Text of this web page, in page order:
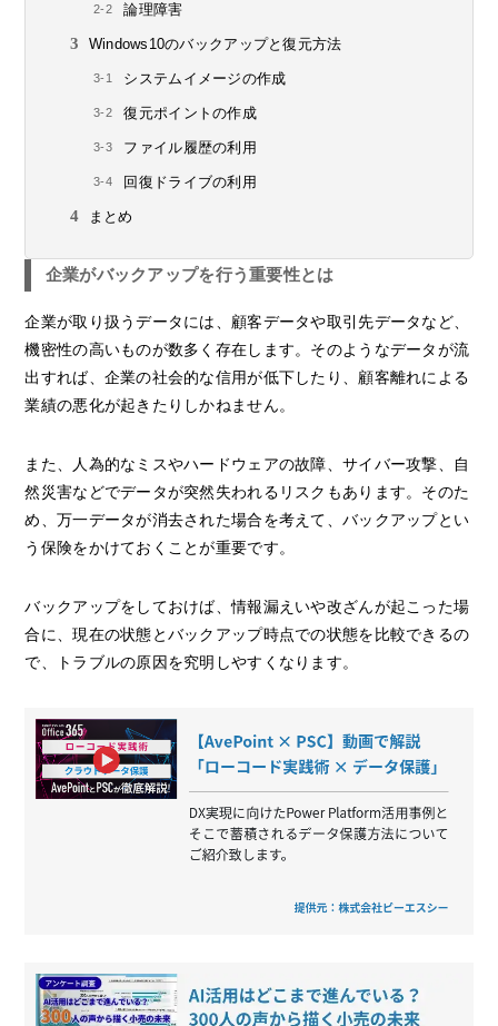
論理障害
Windows10のバックアップと復元方法
システムイメージの作成
復元ポイントの作成
ファイル履歴の利用
回復ドライブの利用
まとめ
企業がバックアップを行う重要性とは
企業が取り扱うデータには、顧客データや取引先データなど、
機密性の高いものが数多く存在します。そのようなデータが流
出すれば、企業の社会的な信用が低下したり、顧客離れによる
業績の悪化が起きたりしかねません。
また、人為的なミスやハードウェアの故障、サイバー攻撃、自
然災害などでデータが突然失われるリスクもあります。そのた
め、万一データが消去された場合を考えて、バックアップとい
う保険をかけておくことが重要です。
バックアップをしておけば、情報漏えいや改ざんが起こった場
合に、現在の状態とバックアップ時点での状態を比較できるの
で、トラブルの原因を究明しやすくなります。